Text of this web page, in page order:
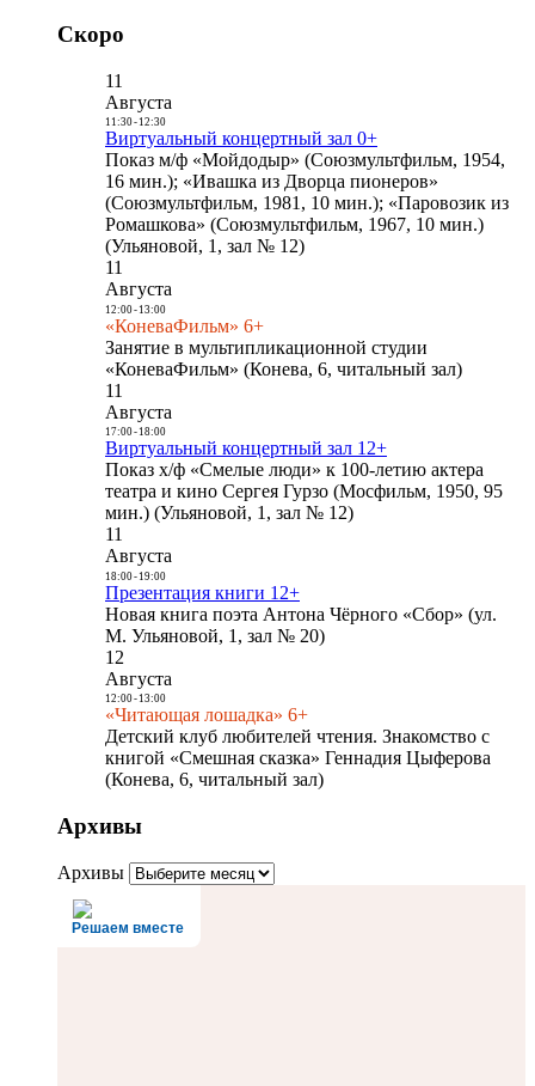
Скоро
11
Августа
11:30- 12:30
Виртуальный концертный зал 0+
Показ м/ф «Мойдодыр» (Союзмультфильм, 1954,
16 мин.); «Ивашка из Дворца пионеров»
(Союзмультфильм, 1981, 10 мин.); «Паровозик из
Ромашкова» (Союзмультфильм, 1967, 10 мин.)
(Ульяновой, 1, зал № 12)
11
Августа
12:00- 13:00
«КоневаФильм» 6+
Занятие в мультипликационной студии
«КоневаФильм» (Конева, 6, читальный зал)
11
Августа
17:00- 18:00
Виртуальный концертный зал 12+
Показ х/ф «Смелые люди» к 100-летию актера
театра и кино Сергея Гурзо (Мосфильм, 1950, 95
мин.) (Ульяновой, 1, зал № 12)
11
Августа
18:00- 19:00
Презентация книги 12+
Новая книга поэта Антона Чёрного «Сбор» (ул.
М. Ульяновой, 1, зал № 20)
12
Августа
12:00- 13:00
«Читающая лошадка» 6+
Детский клуб любителей чтения. Знакомство с
книгой «Смешная сказка» Геннадия Цыферова
(Конева, 6, читальный зал)
Архивы
Архивы
Решаем вместе